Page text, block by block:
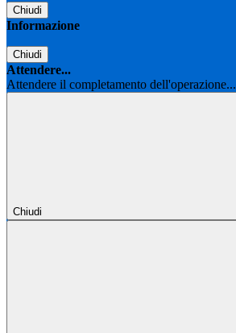
Chiudi
Informazione
Chiudi
Attendere...
Attendere il completamento dell'operazione...
Chiudi